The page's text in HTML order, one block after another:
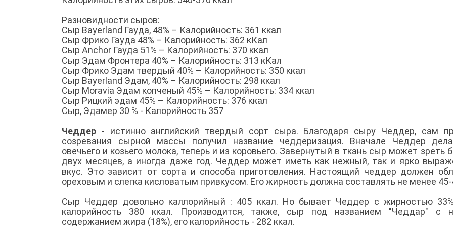
Разновидности сыров:
Сыр Bayerland Гауда, 48% – Калорийность: 361 ккал
Сыр Фрико Гауда 48% – Калорийность: 362 кКал
Сыр Anchor Гауда 51% – Калорийность: 370 ккал
Сыр Эдам Фронтера 40% – Калорийность: 313 кКал
Сыр Фрико Эдам твердый 40% – Калорийность: 350 ккал
Сыр Bayerland Эдам, 40% – Калорийность: 298 ккал
Сыр Moravia Эдам копченый 45% – Калорийность: 334 ккал
Сыр Рицкий эдам 45% – Калорийность: 376 ккал
Сыр, Эдамер 30 % - Калорийность 357
Чеддер - истинно английский твердый сорт сыра. Благодаря сыру Чеддер, сам
созревания сырной массы получил название чеддеризация. Вначале Чеддер
овечьего и козьего молока, теперь и из коровьего. Завернутый в ткань сыр может зреть
двух месяцев, а иногда даже год. Чеддер может иметь как нежный, так и ярко
вкус. Это зависит от сорта и способа приготовления. Настоящий чеддер должен
ореховым и слегка кисловатым привкусом. Его жирность должна составлять не менее 45-
Сыр Чеддер довольно каллорийный : 405 ккал. Но бывает Чеддер с жирностью
калорийность 380 ккал. Производится, также, сыр под названием "Чеддар" с
содержанием жира (18%), его калорийность - 282 ккал.